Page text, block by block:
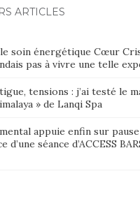
ARTICLES
le soin énergétique Cœur
pas à vivre une telle
tensions : j’ai testé le
» de Lanqi Spa
appuie enfin sur
d’une séance d’ACCESS